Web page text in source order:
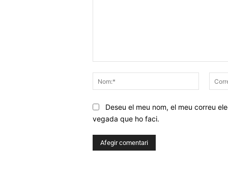
Nom:*
Deseu el meu nom, el meu correu
vegada que ho faci.